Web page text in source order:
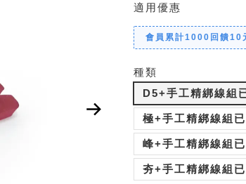
適用優惠
會員累計1000回饋10
種類
D5+手工精綁線組
極+手工精綁線組
峰+手工精綁線組
夯+手工精綁線組